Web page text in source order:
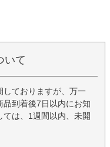
いて
しておりますが、万一
到着後7日以内にお知
は、1週間以内、未開